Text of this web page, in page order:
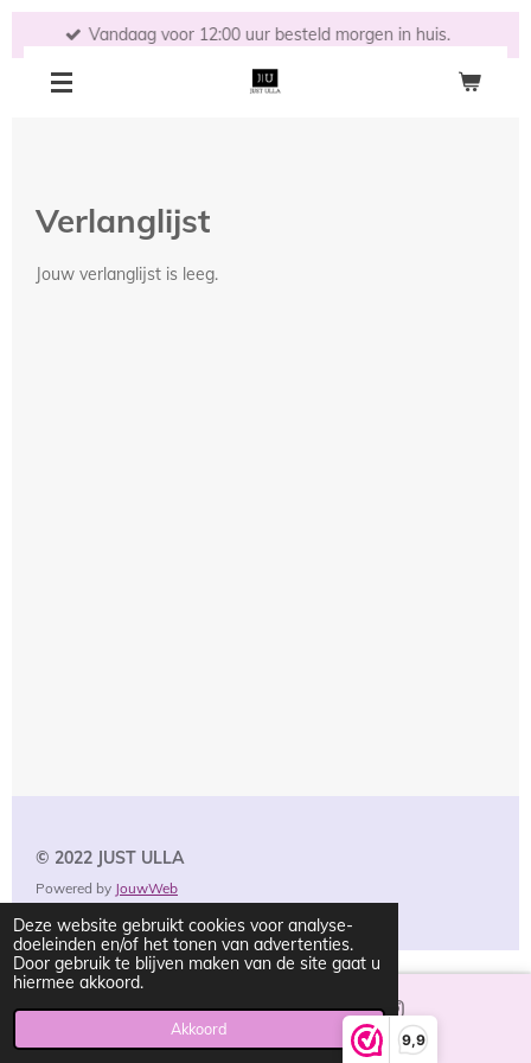
Deze website gebruikt cookies voor analyse-
doeleinden en/of het tonen van advertenties.
Door gebruik te blijven maken van de site gaat u
hiermee akkoord.
Akkoord
9,9
direct
Vandaag voor 12:00 uur besteld morgen in huis.
Verlanglijst
Jouw verlanglijst is leeg.
© 2022 JUST ULLA
Powered by JouwWeb
E-mailadres Instagram